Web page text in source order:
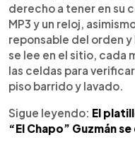
derecho a tener en su
MP3 y un reloj,
reponsable del orden
se lee en el sitio, cada
las celdas para
piso barrido y lavado.
Sigue leyendo: El
“El Chapo” Guzmán